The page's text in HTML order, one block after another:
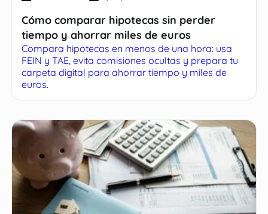
Cómo comparar hipotecas sin perder
tiempo y ahorrar miles de euros
Compara hipotecas en menos de una hora: usa
FEIN y TAE, evita comisiones ocultas y prepara tu
carpeta digital para ahorrar tiempo y miles de
euros.